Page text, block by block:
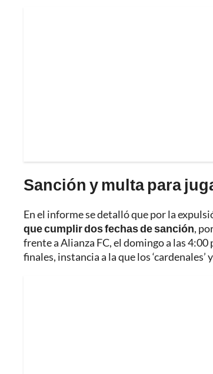
Sanción y multa para
En el informe se detalló que por la
que cumplir dos fechas de sanción,
frente a Alianza FC, el domingo a las
finales, instancia a la que los ‘cardenales’